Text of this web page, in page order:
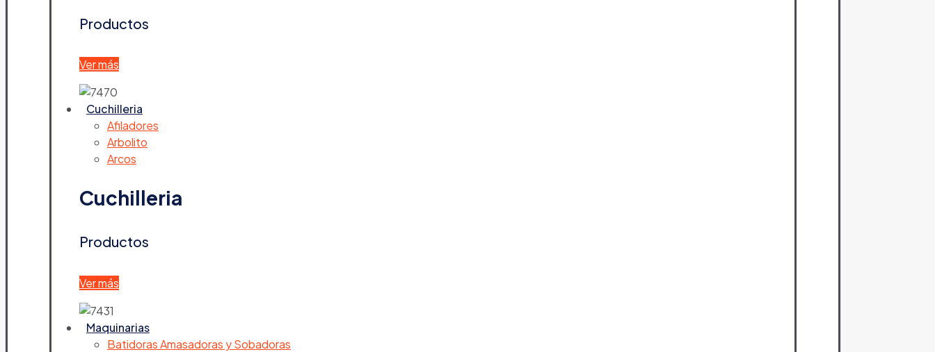
Productos
Ver más
Cuchilleria
Afiladores
Arbolito
Arcos
Cuchilleria
Productos
Ver más
Maquinarias
Batidoras Amasadoras y Sobadoras